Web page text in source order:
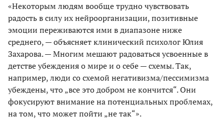
«Некоторым людям вообще трудно чувствовать
радость в силу их нейроорганизации, позитивные
эмоции переживаются ими в диапазоне ниже
среднего, — объясняет клинический психолог Юлия
Захарова. — Многим мешают радоваться усвоенные в
детстве убеждения о мире и о себе — схемы. Так,
например, люди со схемой негативизма/пессимизма
убеждены, что „все это добром не кончится“. Они
фокусируют внимание на потенциальных проблемах,
на том, что может пойти „не так“».